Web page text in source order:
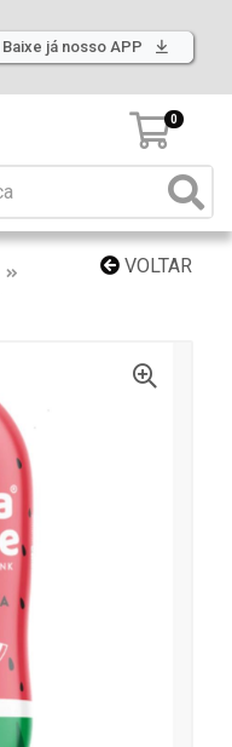
Baixe já nosso APP
0
VOLTAR